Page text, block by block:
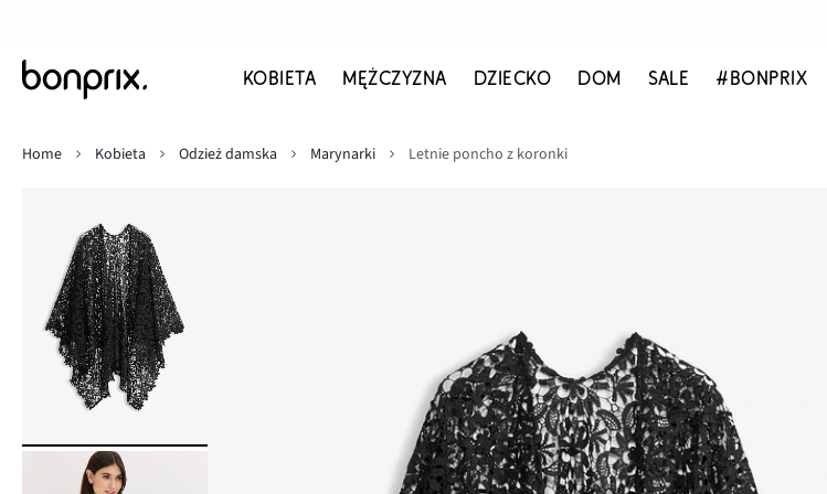
KOBIETA MĘŻCZYZNA DZIECKO DOM SALE #BONPRIX
Home
Kobieta Odzież damska Marynarki Letnie poncho z koronki